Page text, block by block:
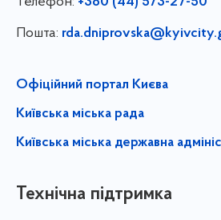
Пошта:
Офіційний портал Києва
Київська міська рада
Київська міська державна
Технічна підтримка